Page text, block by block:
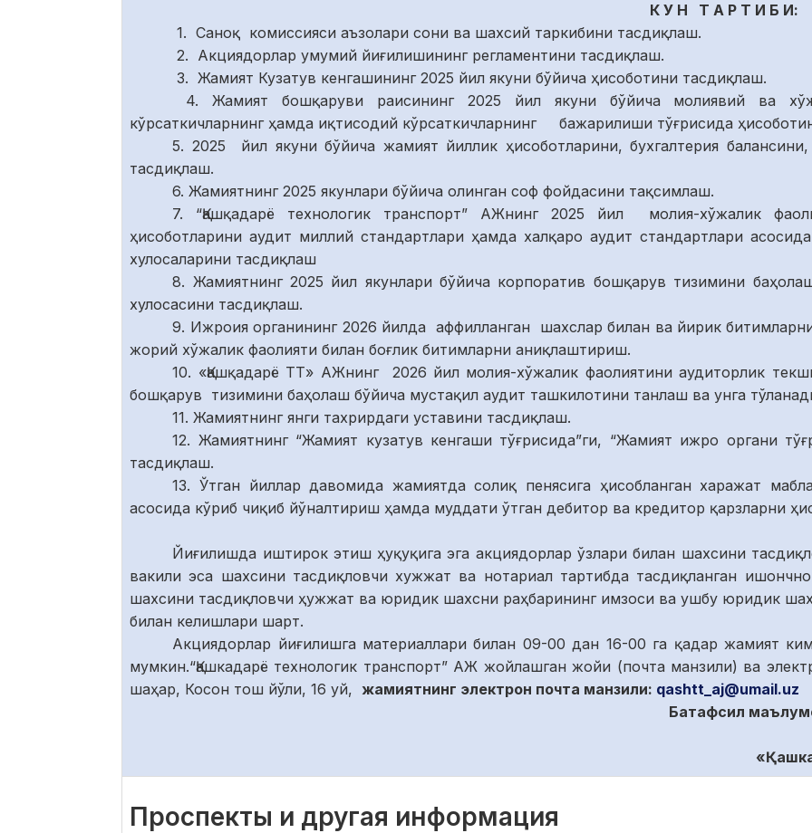
К У Н Т А Р Т И Б И:
1. Саноқ комиссияси аъзолари сони ва шахсий таркибини тасдиқлаш.
2. Акциядорлар умумий йиғилишининг регламентини тасдиқлаш.
3. Жамият Кузатув кенгашининг 2025 йил якуни бўйича ҳисоботини тасдиқлаш.
4. Жамият бошқаруви раисининг 2025 йил якуни бўйича молиявий ва
кўрсаткичларнинг ҳамда иқтисодий кўрсаткичларнинг бажарилиши тўғрисида
5. 2025 йил якуни бўйича жамият йиллик ҳисоботларини, бухгалтерия
тасдиқлаш.
6. Жамиятнинг 2025 якунлари бўйича олинган соф фойдасини тақсимлаш.
7. “Қашқадарё технологик транспорт” АЖнинг 2025 йил молия-хўжалик
ҳисоботларини аудит миллий стандартлари ҳамда халқаро аудит стандартлари
хулосаларини тасдиқлаш
8. Жамиятнинг 2025 йил якунлари бўйича корпоратив бошқарув тизимини
хулосасини тасдиқлаш.
9. Ижроия органининг 2026 йилда аффилланган шахслар билан ва йирик
жорий хўжалик фаолияти билан боғлик битимларни аниқлаштириш.
10. «Қашқадарё ТТ» АЖнинг 2026 йил молия-хўжалик фаолиятини аудиторлик
бошқарув тизимини баҳолаш бўйича мустақил аудит ташкилотини танлаш ва унга
11. Жамиятнинг янги тахрирдаги уставини тасдиқлаш.
12. Жамиятнинг “Жамият кузатув кенгаши тўғрисида”ги, “Жамият ижро органи
тасдиқлаш.
13. Ўтган йиллар давомида жамиятда солиқ пенясига ҳисобланган харажат
асосида кўриб чиқиб йўналтириш ҳамда муддати ўтган дебитор ва кредитор қарзларни
Йиғилишда иштирок этиш ҳуқуқига эга акциядорлар ўзлари билан шахсини
вакили эса шахсини тасдиқловчи хужжат ва нотариал тартибда тасдиқланган
шахсини тасдиқловчи ҳужжат ва юридик шахсни раҳбарининг имзоси ва ушбу юридик
билан келишлари шарт.
Акциядорлар йиғилишга материаллари билан 09-00 дан 16-00 га қадар жамият
мумкин.“Қашкадарё технологик транспорт” АЖ жойлашган жойи (почта манзили) ва
шаҳар, Косон тош йўли, 16 уй, жамиятнинг электрон почта манзили: qashtt_aj@umail.uz
Батафсил
«Қ
Проспекты и другая информация